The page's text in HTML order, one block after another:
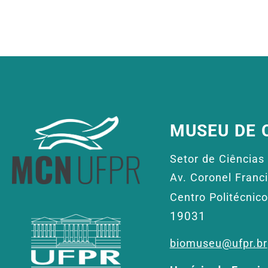
MUSEU DE
Setor de
Av. Coronel
Centro
19031
biomuseu@ufpr.br